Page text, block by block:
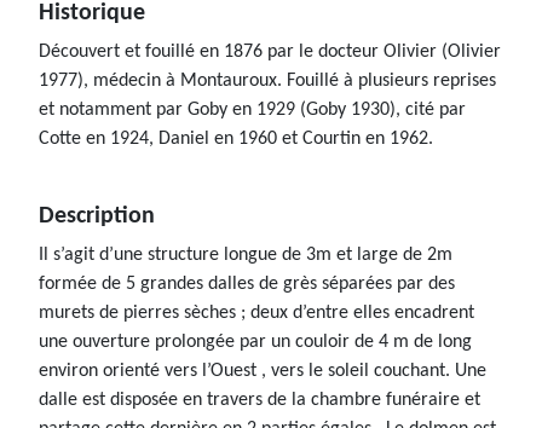
Historique
Découvert et fouillé en 1876 par le docteur Olivier (Olivier
1977), médecin à Montauroux. Fouillé à plusieurs reprises
et notamment par Goby en 1929 (Goby 1930), cité par
Cotte en 1924, Daniel en 1960 et Courtin en 1962.
Description
Il s’agit d’une structure longue de 3m et large de 2m
formée de 5 grandes dalles de grès séparées par des
murets de pierres sèches ; deux d’entre elles encadrent
une ouverture prolongée par un couloir de 4 m de long
environ orienté vers l’Ouest , vers le soleil couchant. Une
dalle est disposée en travers de la chambre funéraire et